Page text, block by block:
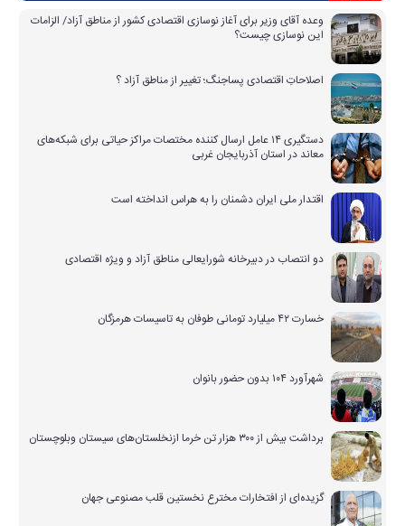
وعده آقای وزیر برای آغاز نوسازی اقتصادی کشور از مناطق آزاد/ الزامات
این نوسازی چیست؟
اصلاحاتِ اقتصادی پساجنگ؛ تغییر از مناطق آزاد ؟
دستگیری ۱۴ عامل ارسال کننده مختصات مراکز حیاتی برای شبکه‌های
معاند در استان آذربایجان غربی
اقتدار ملی ایران دشمنان را به هراس انداخته است
دو انتصاب در دبیرخانه شورایعالی مناطق آزاد و ویژه اقتصادی
خسارت ۴۲ میلیارد تومانی طوفان به تاسیسات هرمزگان
شهرآورد ۱۰۴ بدون حضور بانوان
برداشت بیش از ۳۰۰ هزار تن خرما ازنخلستان‌های سیستان وبلوچستان
گزیده‌ای از افتخارات مخترع نخستین قلب مصنوعی جهان